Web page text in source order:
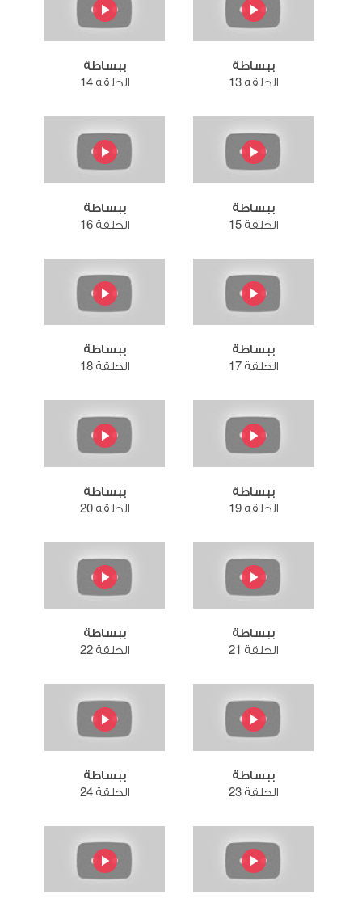
ببساطة
الحلقة 13
ببساطة
الحلقة 14
ببساطة
الحلقة 15
ببساطة
الحلقة 16
ببساطة
الحلقة 17
ببساطة
الحلقة 18
ببساطة
الحلقة 19
ببساطة
الحلقة 20
ببساطة
الحلقة 21
ببساطة
الحلقة 22
ببساطة
الحلقة 23
ببساطة
الحلقة 24